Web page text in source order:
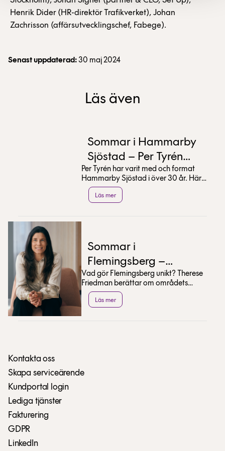
Henrik Dider (HR-direktör Trafikverket), Johan
Zachrisson (affärsutvecklingschef, Fabege).
Senast uppdaterad:30 maj 2024
Läs även
Sommar i Hammarby
Sjöstad – Per Tyrén
tipsar
Per Tyrén har varit med och format
Hammarby Sjöstad i över 30 år. Här
delar han med sig av sina bästa tips
för en sommar...
Läs mer
Sommar i
Flemingsberg –
Therese Friedman
tipsar
Vad gör Flemingsberg unikt? Therese
Friedman berättar om områdets
utveckling och delar med sig av sina
bästa sommartips.
Läs mer
Kontakta oss
Skapa serviceärende
Kundportal login
Lediga tjänster
Fakturering
GDPR
LinkedIn